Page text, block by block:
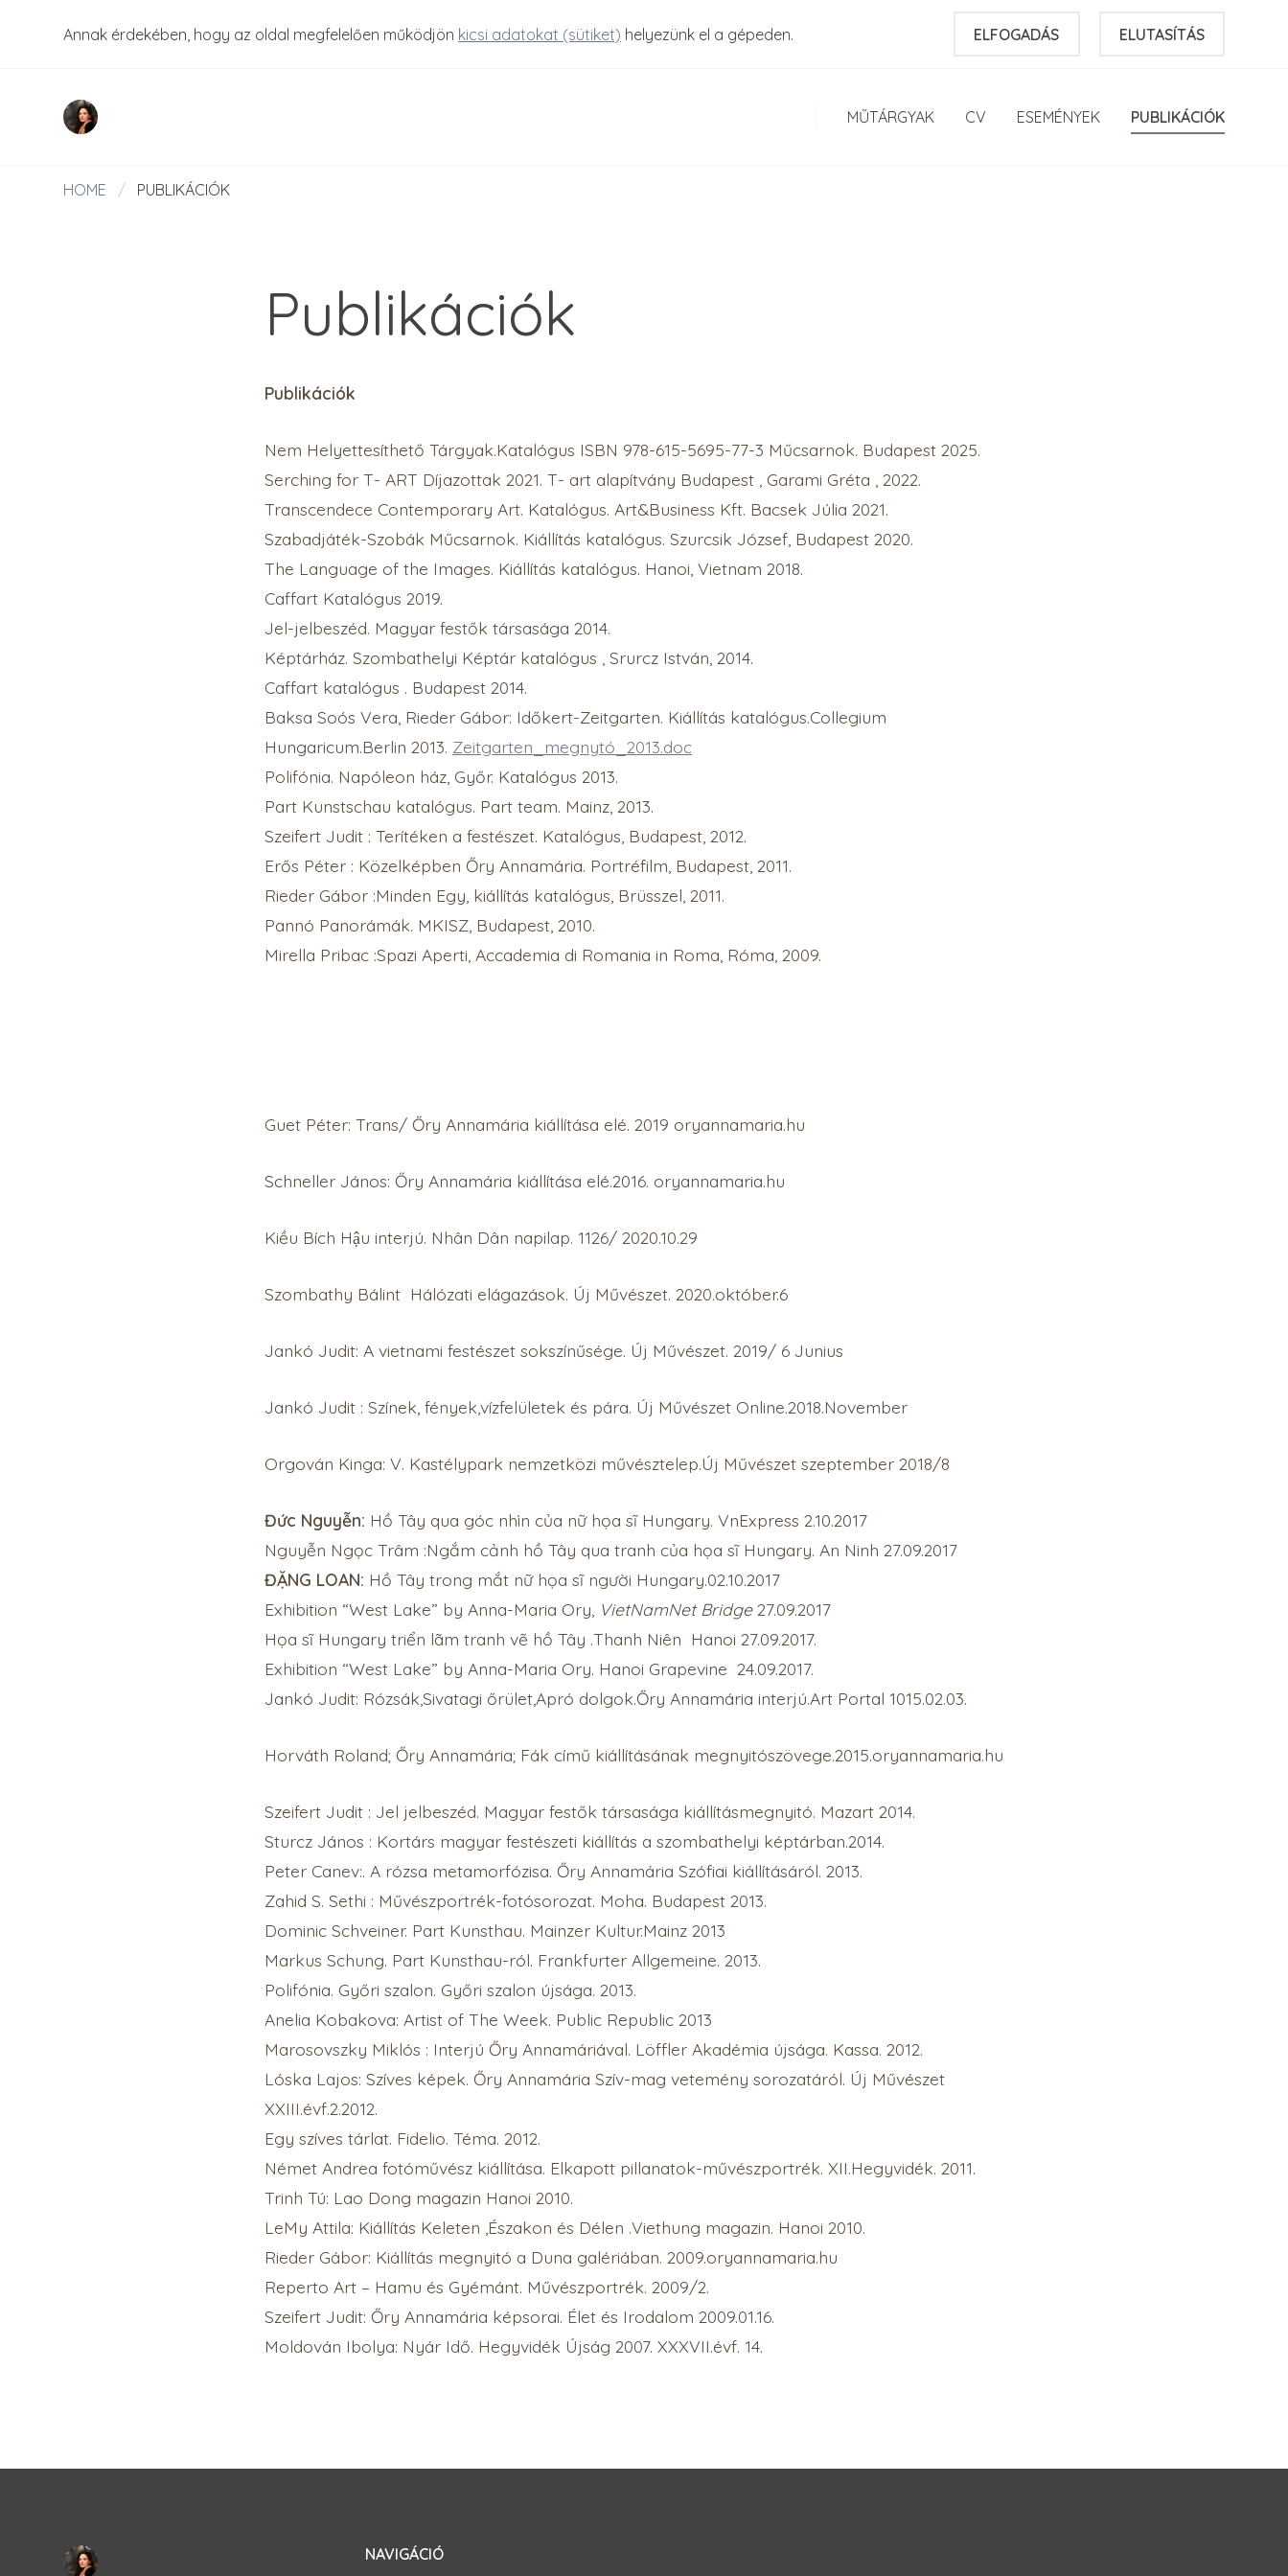
Annak érdekében, hogy az oldal megfelelően működjön kicsi adatokat (sütiket) helyezünk el a gépeden. ELFOGADÁS ELUTASÍTÁS
MŰTÁRGYAK CV ESEMÉNYEK PUBLIKÁCIÓK
HOME / PUBLIKÁCIÓK
Publikációk
Publikációk
Nem Helyettesíthető Tárgyak.Katalógus ISBN 978-615-5695-77-3 Műcsarnok. Budapest 2025.
Serching for T- ART Díjazottak 2021. T- art alapítvány Budapest , Garami Gréta , 2022.
Transcendece Contemporary Art. Katalógus. Art&Business Kft. Bacsek Júlia 2021.
Szabadjáték-Szobák Műcsarnok. Kiállítás katalógus. Szurcsik József, Budapest 2020.
The Language of the Images. Kiállítás katalógus. Hanoi, Vietnam 2018.
Caffart Katalógus 2019.
Jel-jelbeszéd. Magyar festők társasága 2014.
Képtárház. Szombathelyi Képtár katalógus , Srurcz István, 2014.
Caffart katalógus . Budapest 2014.
Baksa Soós Vera, Rieder Gábor: Időkert-Zeitgarten. Kiállítás katalógus.Collegium
Hungaricum.Berlin 2013. Zeitgarten_megnytó_2013.doc
Polifónia. Napóleon ház, Győr. Katalógus 2013.
Part Kunstschau katalógus. Part team. Mainz, 2013.
Szeifert Judit : Terítéken a festészet. Katalógus, Budapest, 2012.
Erős Péter : Közelképben Őry Annamária. Portréfilm, Budapest, 2011.
Rieder Gábor :Minden Egy, kiállítás katalógus, Brüsszel, 2011.
Pannó Panorámák. MKISZ, Budapest, 2010.
Mirella Pribac :Spazi Aperti, Accademia di Romania in Roma, Róma, 2009.
Guet Péter: Trans/ Őry Annamária kiállítása elé. 2019 oryannamaria.hu
Schneller János: Őry Annamária kiállítása elé.2016. oryannamaria.hu
Kiều Bích Hậu interjú. Nhân Dân napilap. 1126/ 2020.10.29
Szombathy Bálint Hálózati elágazások. Új Művészet. 2020.október.6
Jankó Judit: A vietnami festészet sokszínűsége. Új Művészet. 2019/ 6 Junius
Jankó Judit : Színek, fények,vízfelületek és pára. Új Művészet Online.2018.November
Orgován Kinga: V. Kastélypark nemzetközi művésztelep.Új Művészet szeptember 2018/8
Đức Nguyễn: Hồ Tây qua góc nhìn của nữ họa sĩ Hungary. VnExpress 2.10.2017
Nguyễn Ngọc Trâm :Ngắm cảnh hồ Tây qua tranh của họa sĩ Hungary. An Ninh 27.09.2017
ĐẶNG LOAN: Hồ Tây trong mắt nữ họa sĩ người Hungary.02.10.2017
Exhibition “West Lake” by Anna-Maria Ory, VietNamNet Bridge27.09.2017
Họa sĩ Hungary triển lãm tranh vẽ hồ Tây .Thanh Niên Hanoi 27.09.2017.
Exhibition “West Lake” by Anna-Maria Ory. Hanoi Grapevine 24.09.2017.
Jankó Judit: Rózsák,Sivatagi őrület,Apró dolgok.Őry Annamária interjú.Art Portal 1015.02.03.
Horváth Roland; Őry Annamária; Fák című kiállításának megnyitószövege.2015.oryannamaria.hu
Szeifert Judit : Jel jelbeszéd. Magyar festők társasága kiállításmegnyitó. Mazart 2014.
Sturcz János : Kortárs magyar festészeti kiállítás a szombathelyi képtárban.2014.
Peter Canev:. A rózsa metamorfózisa. Őry Annamária Szófiai kiállításáról. 2013.
Zahid S. Sethi : Művészportrék-fotósorozat. Moha. Budapest 2013.
Dominic Schveiner. Part Kunsthau. Mainzer Kultur.Mainz 2013
Markus Schung. Part Kunsthau-ról. Frankfurter Allgemeine. 2013.
Polifónia. Győri szalon. Győri szalon újsága. 2013.
Anelia Kobakova: Artist of The Week. Public Republic 2013
Marosovszky Miklós : Interjú Őry Annamáriával. Löffler Akadémia újsága. Kassa. 2012.
Lóska Lajos: Szíves képek. Őry Annamária Szív-mag vetemény sorozatáról. Új Művészet
XXIII.évf.2.2012.
Egy szíves tárlat. Fidelio. Téma. 2012.
Német Andrea fotóművész kiállítása. Elkapott pillanatok-művészportrék. XII.Hegyvidék. 2011.
Trinh Tú: Lao Dong magazin Hanoi 2010.
LeMy Attila: Kiállítás Keleten ,Északon és Délen .Viethung magazin. Hanoi 2010.
Rieder Gábor: Kiállítás megnyitó a Duna galériában. 2009.oryannamaria.hu
Reperto Art – Hamu és Gyémánt. Művészportrék. 2009/2.
Szeifert Judit: Őry Annamária képsorai. Élet és Irodalom 2009.01.16.
Moldován Ibolya: Nyár Idő. Hegyvidék Újság 2007. XXXVII.évf. 14.
NAVIGÁCIÓ